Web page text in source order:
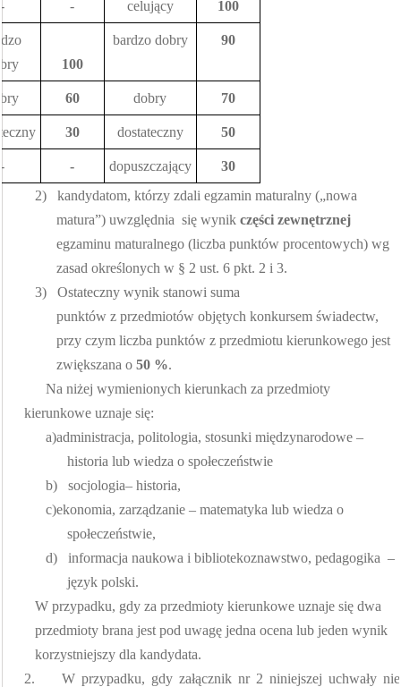
- - celujący 100
100
bardzo dobry 90
60 dobry 70
30 dostateczny 50
- - dopuszczający
30
2)
kandydatom, którzy zdali egzamin maturalny („nowa
matura”) uwzględnia się wynik części zewnętrznej
egzaminu maturalnego (liczba punktów procentowych) wg
zasad określonych w § 2 ust. 6 pkt. 2 i 3.
3)
Ostateczny wynik stanowi suma
punktów z przedmiotów objętych konkursem świadectw,
przy czym liczba punktów z przedmiotu kierunkowego jest
zwiększana o 50 %.
Na niżej wymienionych kierunkach za przedmioty
kierunkowe uznaje się:
a)administracja, politologia, stosunki międzynarodowe –
historia lub wiedza o społeczeństwie
b)
socjologia– historia,
c)ekonomia, zarządzanie – matematyka lub wiedza o
społeczeństwie,
d)
informacja naukowa i bibliotekoznawstwo, pedagogika –
język polski.
W przypadku, gdy za przedmioty kierunkowe uznaje się dwa
przedmioty brana jest pod uwagę jedna ocena lub jeden wynik
korzystniejszy dla kandydata.
2.
W przypadku, gdy załącznik nr 2 niniejszej uchwały nie